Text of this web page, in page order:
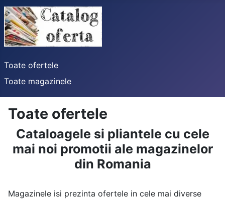
Toate ofertele
Toate magazinele
Toate ofertele
Cataloagele si pliantele cu cele
mai noi promotii ale magazinelor
din Romania
Magazinele isi prezinta ofertele in cele mai diverse